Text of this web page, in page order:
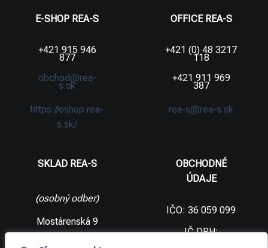
E-SHOP REA-S
+421 915 946
877
obchod@rea-
s.sk
https://eshop.rea-
s.sk/
OFFICE REA-S
+421 (0) 48 3217
118
+421 911 969
387
rea-s@rea-s.sk
SKLAD REA-S
(osobný odber)
Mostárenská 9
OBCHODNÉ
ÚDAJE
IČO: 36 059 099
IČ DPH: